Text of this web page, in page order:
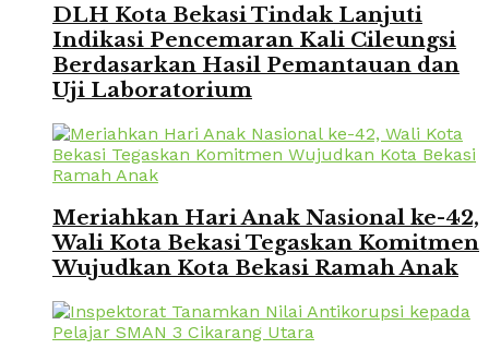
DLH Kota Bekasi Tindak Lanjuti
Indikasi Pencemaran Kali Cileungsi
Berdasarkan Hasil Pemantauan dan
Uji Laboratorium
Meriahkan Hari Anak Nasional ke-42,
Wali Kota Bekasi Tegaskan Komitmen
Wujudkan Kota Bekasi Ramah Anak